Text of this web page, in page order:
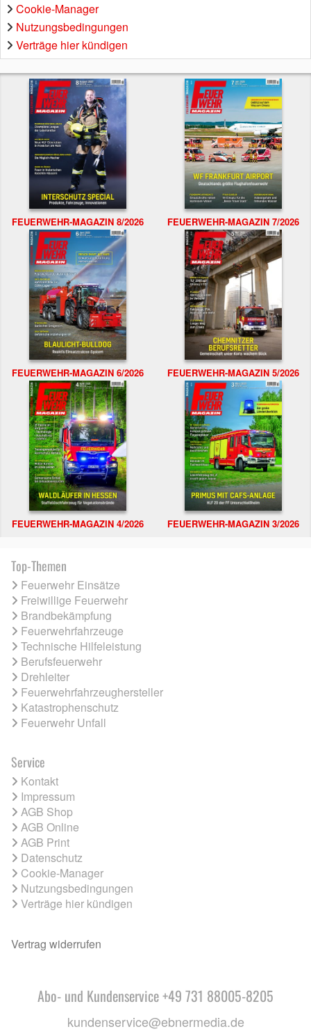
Cookie-Manager
Nutzungsbedingungen
Verträge hier kündigen
FEUERWEHR-MAGAZIN 8/2026 FEUERWEHR-MAGAZIN 7/2026
FEUERWEHR-MAGAZIN 6/2026 FEUERWEHR-MAGAZIN 5/2026
FEUERWEHR-MAGAZIN 4/2026 FEUERWEHR-MAGAZIN 3/2026
Top-Themen
Feuerwehr Einsätze
Freiwillige Feuerwehr
Brandbekämpfung
Feuerwehrfahrzeuge
Technische Hilfeleistung
Berufsfeuerwehr
Drehleiter
Feuerwehrfahrzeughersteller
Katastrophenschutz
Feuerwehr Unfall
Service
Kontakt
Impressum
AGB Shop
AGB Online
AGB Print
Datenschutz
Cookie-Manager
Nutzungsbedingungen
Verträge hier kündigen
Vertrag widerrufen
Abo- und Kundenservice +49 731 88005-8205
kundenservice@ebnermedia.de